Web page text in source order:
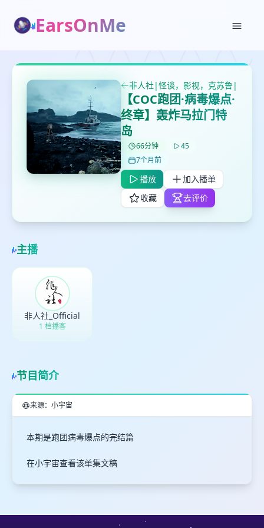
EarsOnMe
非人社|怪谈，影视，克苏鲁|
【COC跑团·病毒爆点·
终章】轰炸马拉门特
岛
66分钟
45
7个月前
播放
加入播单
收藏
去评价
主播
非人社_Official
1 档播客
节目简介
来源：小宇宙
本期是跑团病毒爆点的完结篇
在小宇宙查看该单集文稿
鼠标下留人
取消 确定
删除确认
取消 确认删除
加入播单
创建